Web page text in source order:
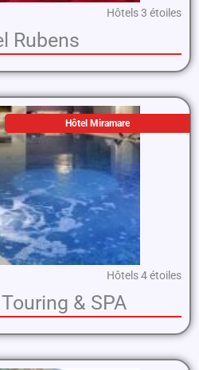
Hôtels 3 étoiles
Rubens
Hôtel Miramare
Hôtels 4 étoiles
& SPA